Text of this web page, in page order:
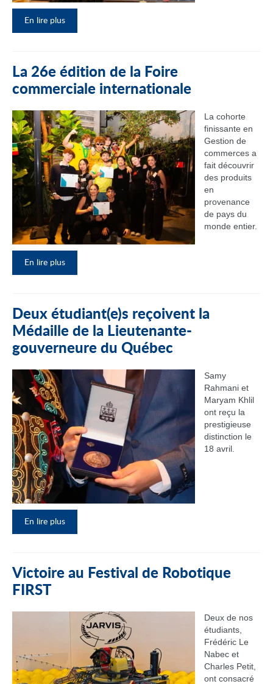
En lire plus
La 26e édition de la Foire
commerciale internationale
La cohorte
finissante en
Gestion de
commerces a
fait découvrir
des produits
en
provenance
de pays du
monde entier.
En lire plus
Deux étudiant(e)s reçoivent la
Médaille de la Lieutenante-
gouverneure du Québec
Samy
Rahmani et
Maryam Khlil
ont reçu la
prestigieuse
distinction le
18 avril.
En lire plus
Victoire au Festival de Robotique
FIRST
Deux de nos
étudiants,
Frédéric Le
Nabec et
Charles Petit,
ont consacré